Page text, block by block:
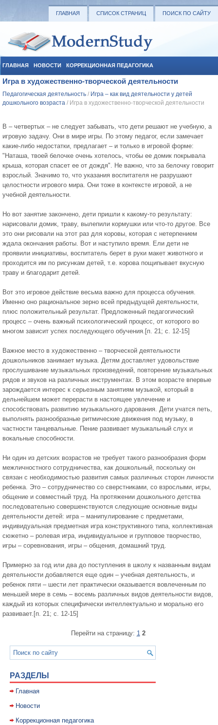
ГЛАВНАЯ СПИСОК СТРАНИЦ ПОИСК ПО САЙТУ
ГЛАВНАЯ НОВОСТИ КОРРЕКЦИОННАЯ ПЕДАГОГИКА
СОЦИАЛЬНАЯ ПЕДАГОГИКА УЧЕБНЫЕ МАТЕРИАЛЫ
Игра в художественно-творческой деятельности
Педагогическая деятельность / Игра – как вид деятельности у детей
дошкольного возраста / Игра в художественно-творческой деятельности
В – четвертых – не следует забывать, что дети решают не учебную, а
игровую задачу. Они в мире игры. По этому педагог, если замечает
какие-либо недостатки, предлагает – и только в игровой форме:
"Наташа, твоей белочке очень хотелось, чтобы ее домик покрывала
крыша, которая спасет ее от дождя". Не важно, что за белочку говорит
взрослый. Значимо то, что указания воспитателя не разрушают
целостности игрового мира. Они тоже в контексте игровой, а не
учебной деятельности.
Но вот занятие закончено, дети пришли к какому-то результату:
нарисовали домик, траву, вылепили кормушки или что-то другое. Все
это они рисовали на этот раз для коровы, которая с нетерпением
ждала окончания работы. Вот и наступило время. Ели дети не
проявили инициативы, воспитатель берет в руки макет животного и
проходится им по рисункам детей, т.е. корова пощипывает вкусную
траву и благодарит детей.
Вот это игровое действие весьма важно для процесса обучения.
Именно оно рациональное зерно всей предыдущей деятельности,
плюс положительный результат. Предложенный педагогический
процесс – очень важный психологический процесс, от которого во
многом зависит успех последующего обучения.[п. 21; с. 12-15]
Важное место в художественно – творческой деятельности
дошкольников занимает музыка. Детям доставляет удовольствие
прослушивание музыкальных произведений, повторение музыкальных
рядов и звуков на различных инструментах. В этом возрасте впервые
зарождается интерес к серьезным занятиям музыкой, который в
дельнейшем может перерасти в настоящее увлечение и
способствовать развитию музыкального дарования. Дети учатся петь,
выполнять разнообразные ритмические движения под музыку, в
частности танцевальные. Пение развивает музыкальный слух и
вокальные способности.
Ни один из детских возрастов не требует такого разнообразия форм
межличностного сотрудничества, как дошкольный, поскольку он
связан с необходимостью развития самых различных сторон личности
ребенка. Это – сотрудничество со сверстниками, со взрослыми, игры,
общение и совместный труд. На протяжении дошкольного детства
последовательно совершенствуются следующие основные виды
деятельности детей: игра – манипулирование с предметами,
индивидуальная предметная игра конструктивного типа, коллективная
сюжетно – ролевая игра, индивидуальное и групповое творчество,
игры – соревнования, игры – общения, домашний труд.
Примерно за год или два до поступления в школу к названным видам
деятельности добавляется еще один – учебная деятельность, и
ребенок пяти – шести лет практически оказывается вовлеченным по
меньшей мере в семь – восемь различных видов деятельности видов,
каждый из которых специфически интеллектуально и морально его
развивает.[п. 21; с. 12-15]
Перейти на страницу: 1 2
РАЗДЕЛЫ
Главная
Новости
Коррекционная педагогика